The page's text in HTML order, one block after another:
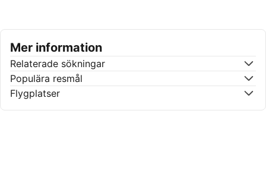
Mer information
Relaterade sökningar
Populära resmål
Flygplatser